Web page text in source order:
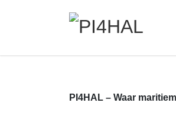
PI4HAL – Waar